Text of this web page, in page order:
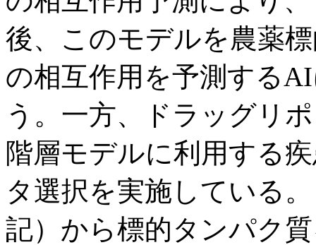
後、このモデルを農薬
の相互作用を予測する
う。一方、ドラッグリ
階層モデルに利用する
タ選択を実施している
記）から標的タンパク